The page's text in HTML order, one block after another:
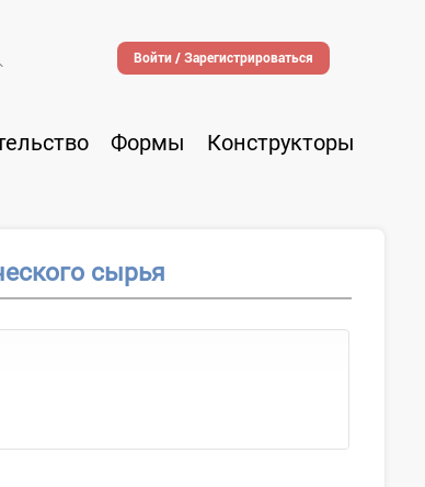
Войти / Зарегистрироваться
Формы
Конструкторы
сырья